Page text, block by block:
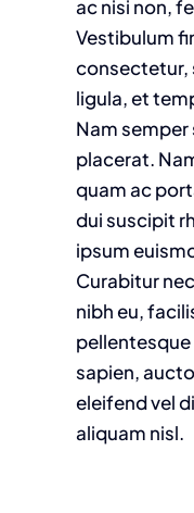
ac nisi non,
Vestibulum
consectetur,
ligula, et
Nam
placerat.
quam ac
dui suscipit
ipsum
Curabitur
nibh eu,
pellentesque
sapien,
eleifend vel
aliquam nisl.